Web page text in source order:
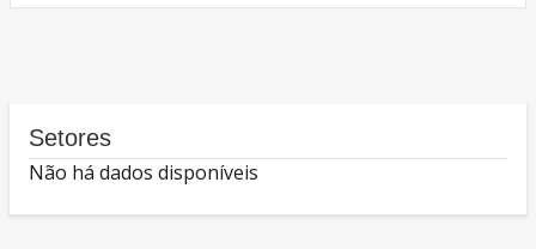
Setores
Não há dados disponíveis